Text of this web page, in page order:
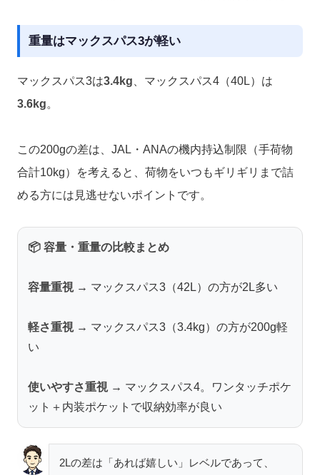
重量はマックスパス3が軽い
マックスパス3は3.4kg 、マックスパス4（40L）は
3.6kg。
この200gの差は、JAL・ANAの機内持込制限（手荷物
合計10kg）を考えると、荷物をいつもギリギリまで詰
める方には見逃せないポイントです。
📦 容量・重量の比較まとめ
容量重視 → マックスパス3（42L）の方が2L多い
軽さ重視 → マックスパス3（3.4kg）の方が200g軽
い
使いやすさ重視 → マックスパス4。ワンタッチポケ
ット＋内装ポケットで収納効率が良い
2Lの差は「あれば嬉しい」レベルであって、